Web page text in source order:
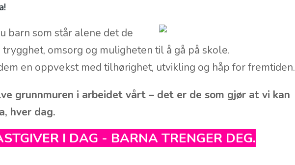
barn som står alene det de
omsorg og muligheten til å gå på skole.
en oppvekst med tilhørighet, utvikling og håp for fremtiden.
grunnmuren i arbeidet vårt – det er de som gjør at vi kan
hver dag.
I DAG - BARNA TRENGER DEG.